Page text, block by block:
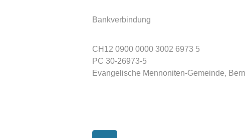
Bankverbindung
CH12 0900 0000 3002 6973 5
PC 30-26973-5
Evangelische Mennoniten-Gemeinde, Bern